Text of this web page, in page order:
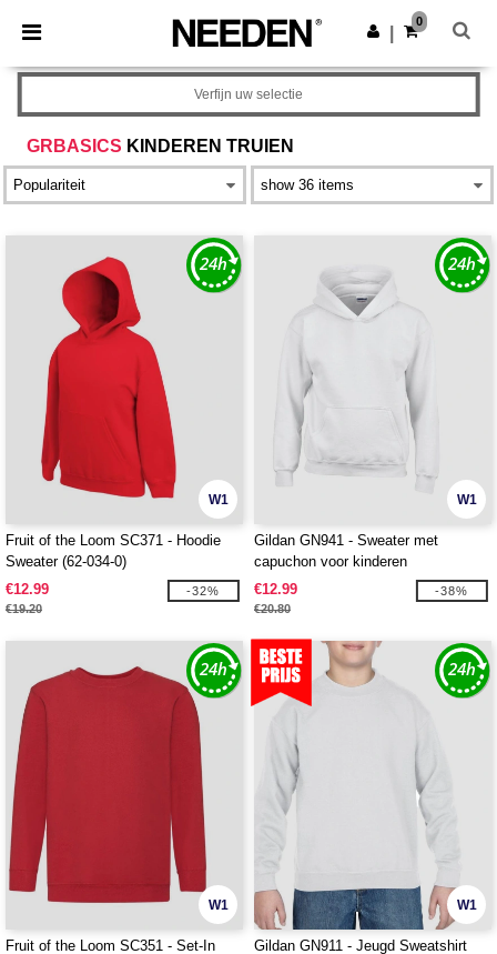
× Needen-app
Betere prijzen in de app!
Download app
0
GRBASICS KINDEREN TRUIEN
Verfijn uw selectie
W1
Fruit of the Loom SC371 - Hoodie
Sweater (62-034-0)
€12.99
€19.20
-32%
W1
Gildan GN941 - Sweater met
capuchon voor kinderen
€12.99
€20.80
-38%
W1
Fruit of the Loom SC351 - Set-In
W1
Gildan GN911 - Jeugd Sweatshirt